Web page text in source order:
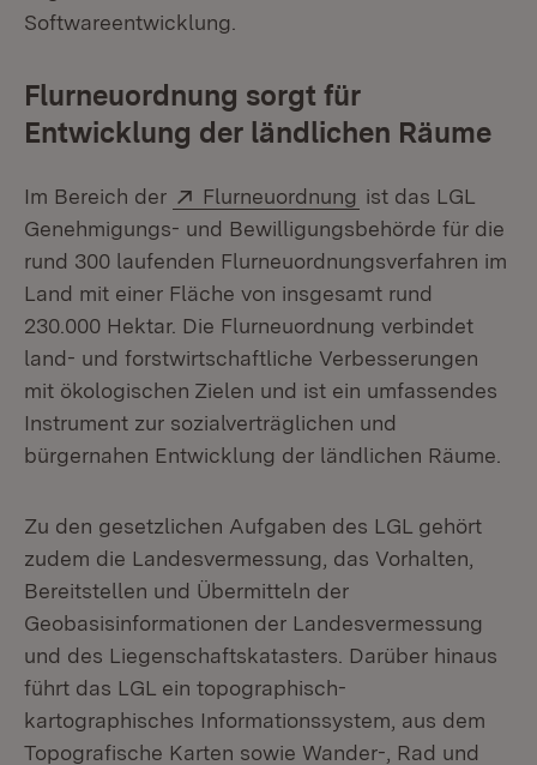
Softwareentwicklung.
Flurneuordnung sorgt für
Entwicklung der ländlichen Räume
Im Bereich der Extern:
Flurneuordnung (Öffnet in neuem
ist das LGL
Genehmigungs- und Bewilligungsbehörde für die
rund 300 laufenden Flurneuordnungsverfahren im
Land mit einer Fläche von insgesamt rund
230.000 Hektar. Die Flurneuordnung verbindet
land- und forstwirtschaftliche Verbesserungen
mit ökologischen Zielen und ist ein umfassendes
Instrument zur sozialverträglichen und
bürgernahen Entwicklung der ländlichen Räume.
Zu den gesetzlichen Aufgaben des LGL gehört
zudem die Landesvermessung, das Vorhalten,
Bereitstellen und Übermitteln der
Geobasisinformationen der Landesvermessung
und des Liegenschaftskatasters. Darüber hinaus
führt das LGL ein topographisch-
kartographisches Informationssystem, aus dem
Topografische Karten sowie Wander-, Rad und